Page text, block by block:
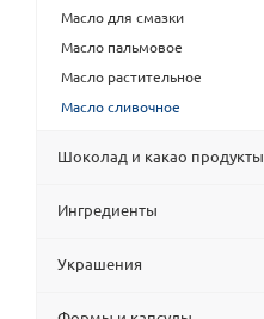
Масло для смазки
Масло пальмовое
Масло растительное
Масло сливочное
Шоколад и какао продукты
Ингредиенты
Украшения